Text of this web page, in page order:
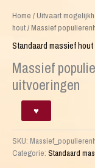
Home /Uitvaart
hout/ Massief
Standaard massief hout
Massief
uitvoeringen
Massief
populierenhout
-
Diverse
uitvoeringen
♥
SKU:
Categorie: Standaard